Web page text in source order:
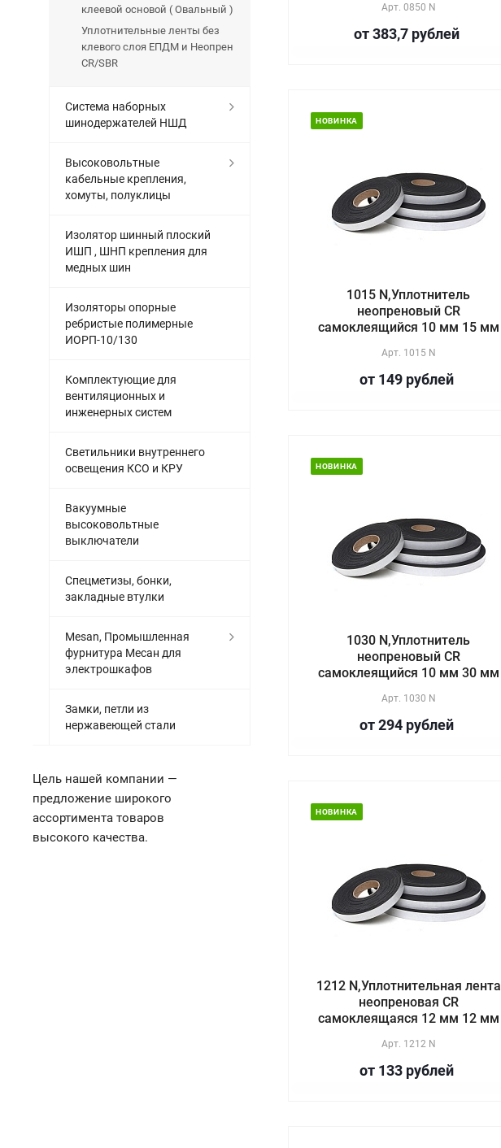
Арт. 0850 N
от 383,7 рублей
НОВИНКА
1015 N,Уплотнитель
неопреновый CR
самоклеящийся 10 мм 15 мм
Арт. 1015 N
от 149 рублей
НОВИНКА
1030 N,Уплотнитель
неопреновый CR
самоклеящийся 10 мм 30 мм
Арт. 1030 N
от 294 рублей
НОВИНКА
1212 N,Уплотнительная лента
неопреновая CR
самоклеящаяся 12 мм 12 мм
Арт. 1212 N
от 133 рублей
клеевой основой ( Овальный )
Уплотнительные ленты без
клевого слоя ЕПДМ и Неопрен
CR/SBR
Система наборных
шинодержателей НШД
Высоковольтные
кабельные крепления,
хомуты, полуклицы
Изолятор шинный плоский
ИШП , ШНП крепления для
медных шин
Изоляторы опорные
ребристые полимерные
ИОРП-10/130
Комплектующие для
вентиляционных и
инженерных систем
Светильники внутреннего
освещения КСО и КРУ
Вакуумные
высоковольтные
выключатели
Спецметизы, бонки,
закладные втулки
Mesan, Промышленная
фурнитура Месан для
электрошкафов
Замки, петли из
нержавеющей стали
Цель нашей компании —
предложение широкого
ассортимента товаров
высокого качества.